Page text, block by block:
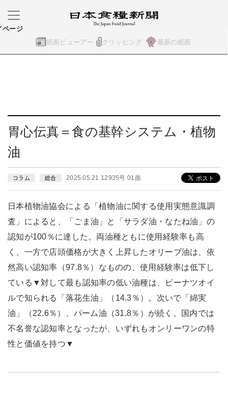
紙面ビューアー クリッピング 最新の紙面
ページ
胃心伝真＝食の基幹システム・植物
油
コラム 総合 2025.05.21 12935号 01面
日本植物油協会による「植物油に関する使用実態意識調
査」によると、「ごま油」と「サラダ油・なたね油」の
認知が100％に達した。両油種ともに使用経験率も高
く、一方で店頭価格が大きく上昇したオリーブ油は、依
然高い認知率（97.8％）なものの、使用経験率は低下し
ている▼対して最も認知率の低い油種は、ピーナツオイ
ルで知られる「落花生油」（14.3％）。次いで「綿実
油」（22.6％）、パーム油（31.8％）が続く。国内では
不名誉な認知率となったが、いずれもオンリーワンの特
性と価値を持つ▼